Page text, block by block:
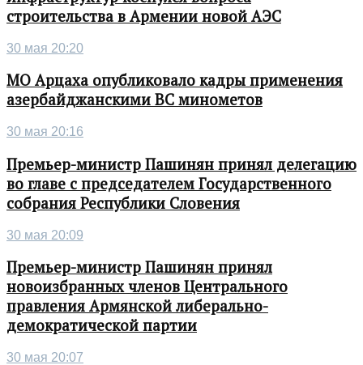
строительства в Армении новой АЭС
30 мая 20:20
МО Арцаха опубликовало кадры применения
азербайджанскими ВС минометов
30 мая 20:16
Премьер-министр Пашинян принял делегацию
во главе с председателем Государственного
собрания Республики Словения
30 мая 20:09
Премьер-министр Пашинян принял
новоизбранных членов Центрального
правления Армянской либерально-
демократической партии
30 мая 20:07